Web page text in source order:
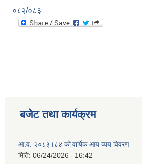
०८२/०८३
बजेट तथा कार्यक्रम
आ.व. २०८३।८४ को वार्षिक आय व्यय विवरण
मिति: 06/24/2026 - 16:42